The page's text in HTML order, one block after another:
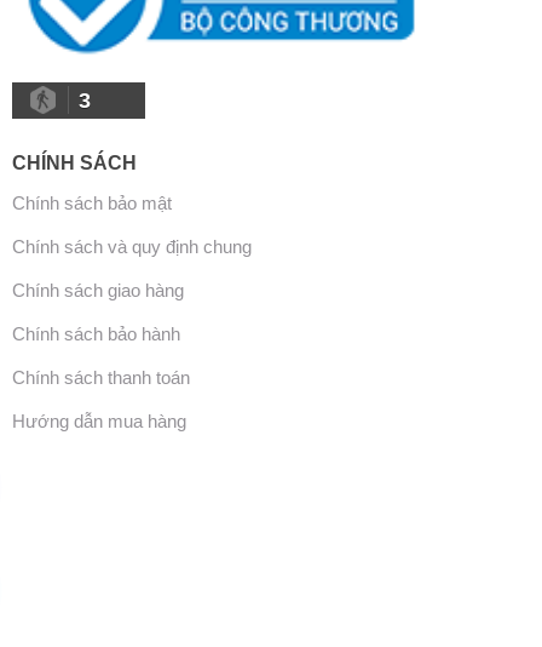
3
CHÍNH SÁCH
Chính sách bảo mật
Chính sách và quy định chung
Chính sách giao hàng
Chính sách bảo hành
Chính sách thanh toán
Hướng dẫn mua hàng